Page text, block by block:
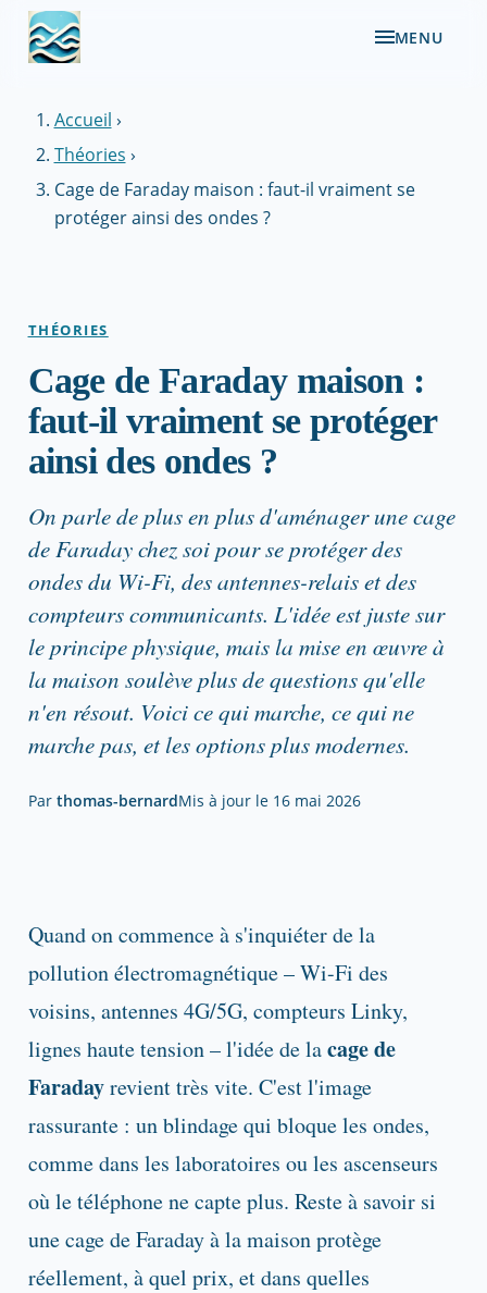
MENU
Accueil ›
Théories ›
Cage de Faraday maison : faut-il vraiment se
protéger ainsi des ondes ?
THÉORIES
Cage de Faraday maison :
faut-il vraiment se protéger
ainsi des ondes ?
On parle de plus en plus d'aménager une cage
de Faraday chez soi pour se protéger des
ondes du Wi-Fi, des antennes-relais et des
compteurs communicants. L'idée est juste sur
le principe physique, mais la mise en œuvre à
la maison soulève plus de questions qu'elle
n'en résout. Voici ce qui marche, ce qui ne
marche pas, et les options plus modernes.
Par thomas-bernardMis à jour le 16 mai 2026
Quand on commence à s'inquiéter de la
pollution électromagnétique – Wi-Fi des
voisins, antennes 4G/5G, compteurs Linky,
lignes haute tension – l'idée de lacage de
Faradayrevient très vite. C'est l'image
rassurante : un blindage qui bloque les ondes,
comme dans les laboratoires ou les ascenseurs
où le téléphone ne capte plus. Reste à savoir si
une cage de Faraday à la maison protège
réellement, à quel prix, et dans quelles